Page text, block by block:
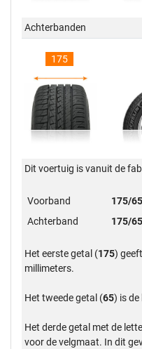
Achterbanden
175
Dit voertuig is vanuit de
Voorband
175/
Achterband
175/
Het eerste getal (175)
millimeters.
Het tweede getal (65) is
Het derde getal met de
voor de velgmaat. In dit